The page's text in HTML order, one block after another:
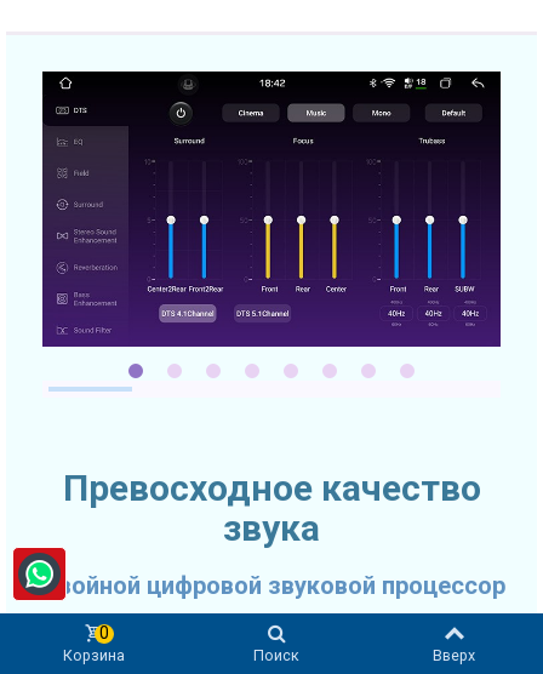
Превосходное качество
звука
Двойной цифровой звуковой процессор
Качество звука очень часто выходит на первое место при
выборе автомобильного головного устройства. SMARTY
Корзина
0
Поиск Вверх